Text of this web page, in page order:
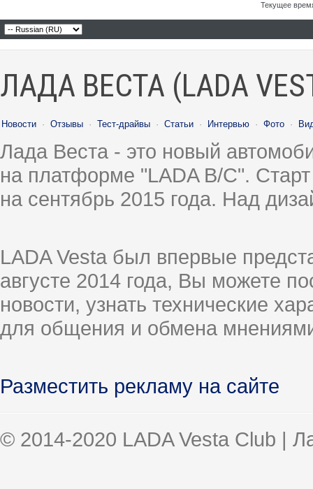
Текущее
ЛАДА ВЕСТА (LADA
Новости · Отзывы · Тест-драйвы · Статьи · Интервью · Фото ·
Лада Веста - это новый
на платформе "LADA B/C".
на сентябрь 2015 года. Над
LADA Vesta был впервые
августе 2014 года, Вы можете
новости, узнать технические
для общения и обмена
Разместить рекламу на сайте
© 2014-2020 LADA Vesta Club |